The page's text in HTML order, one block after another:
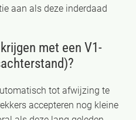
aan als deze inderdaad
met een V1-
tot afwijzing te
accepteren nog kleine